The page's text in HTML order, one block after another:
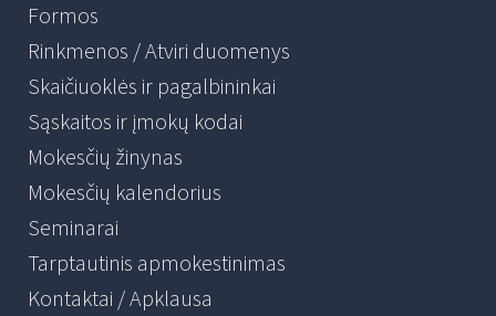
Formos
Rinkmenos / Atviri duomenys
Skaičiuoklės ir pagalbininkai
Sąskaitos ir įmokų kodai
Mokesčių žinynas
Mokesčių kalendorius
Seminarai
Tarptautinis apmokestinimas
Kontaktai / Apklausa